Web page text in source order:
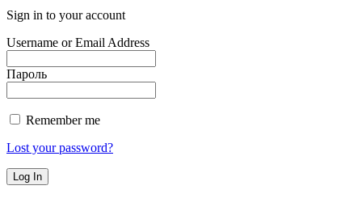
Sign in to your account
Username or Email Address
Пароль
Remember me
Lost your password?